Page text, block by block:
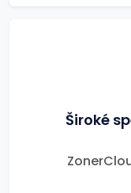
Široké